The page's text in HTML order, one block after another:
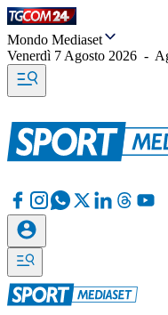
Mondo Mediaset
Venerdì 7 Agosto 2026 -